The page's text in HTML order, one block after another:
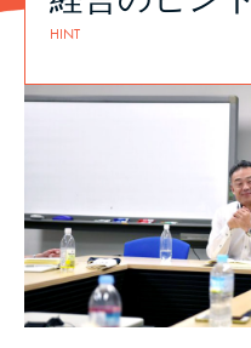
HINT